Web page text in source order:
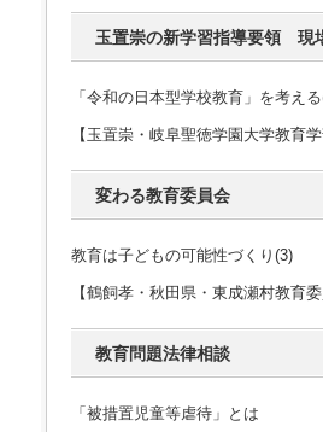
玉置崇の新学習指導要領 現
「令和の日本型学校教育」を考え
【玉置崇・岐阜聖徳学園大学教育学
変わる教育委員会
教育は子どもの可能性づくり(3)
【鶴飼孝・秋田県・東成瀬村教育委
教育問題法律相談
「被措置児童等虐待」とは